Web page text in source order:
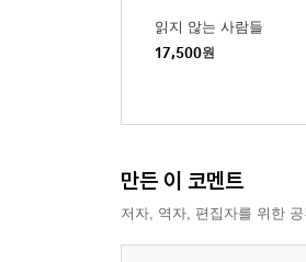
읽지 않는 사람들
17,500원
만든 이 코멘트
저자, 역자, 편집자를 위한